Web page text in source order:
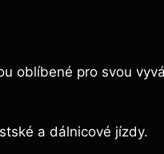
oblíbené pro svou
a dálnicové jízdy.